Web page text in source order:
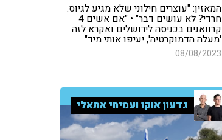
המאזין: "עוצרים חילוני שלא מגיע לגיוס.
חרדי? לא עושים דבר" • "אם אשים 4
קרוואנים בכניסה לירושלים ואקרא לזה
'מעלה הדמוקרטיה', יעיפו אותי מיד"
08/08/2023
גדעון אוקו ועמיחי אתאלי